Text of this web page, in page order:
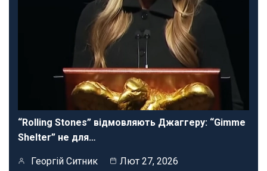
“Rolling Stones” відмовляють Джаггеру: “Gimme
Shelter” не для…
Георгій Ситник Лют 27, 2026